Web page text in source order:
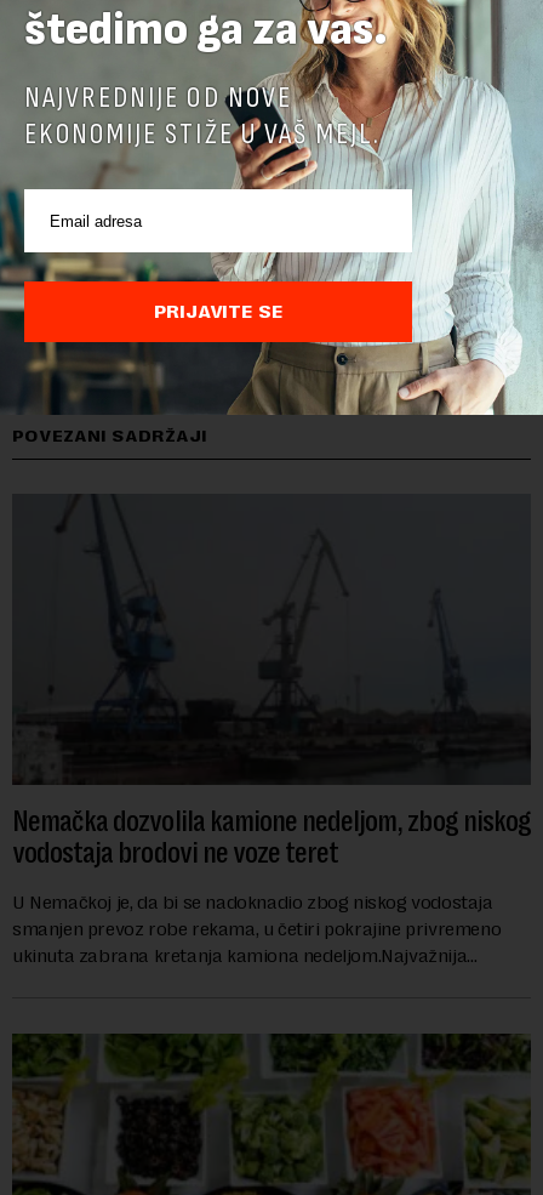
POVEZANI SADRŽAJI
Nemačka dozvolila kamione nedeljom, zbog niskog
vodostaja brodovi ne voze teret
U Nemačkoj je, da bi se nadoknadio zbog niskog vodostaja
smanjen prevoz robe rekama, u četiri pokrajine privremeno
ukinuta zabrana kretanja kamiona nedeljom.Najvažnija
štedimo ga za vas.
NAJVREDNIJE OD NOVE
EKONOMIJE STIŽE U VAŠ MEJL.
PRIJAVITE SE